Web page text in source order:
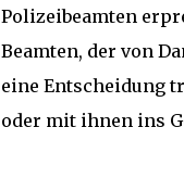
Polizeibeamten
Beamten, der von
eine Entscheidung
oder mit ihnen ins